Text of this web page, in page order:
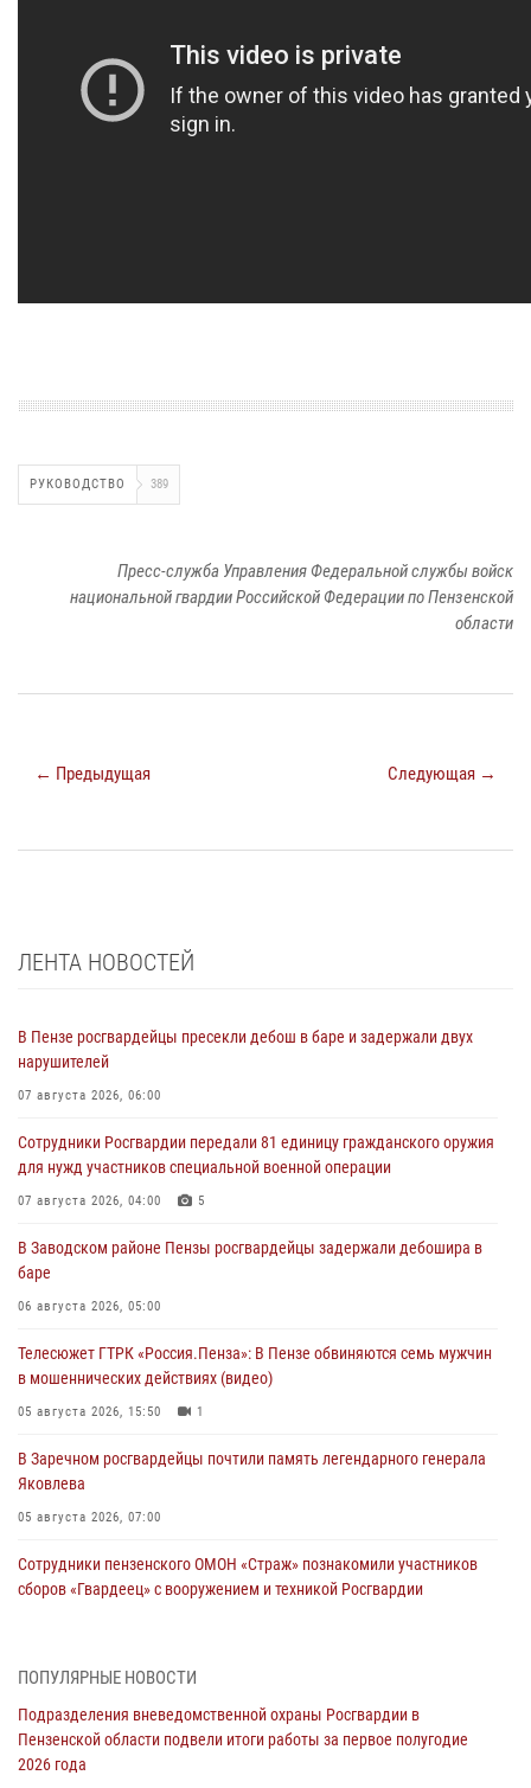
РУКОВОДСТВО 389
Пресс-служба Управления Федеральной службы войск
национальной гвардии Российской Федерации по Пензенской
области
← Предыдущая Следующая →
ЛЕНТА НОВОСТЕЙ
В Пензе росгвардейцы пресекли дебош в баре и задержали двух
нарушителей
07 августа 2026, 06:00
Сотрудники Росгвардии передали 81 единицу гражданского оружия
для нужд участников специальной военной операции
07 августа 2026, 04:00 5
В Заводском районе Пензы росгвардейцы задержали дебошира в
баре
06 августа 2026, 05:00
Телесюжет ГТРК «Россия.Пенза»: В Пензе обвиняются семь мужчин
в мошеннических действиях (видео)
05 августа 2026, 15:50 1
В Заречном росгвардейцы почтили память легендарного генерала
Яковлева
05 августа 2026, 07:00
Сотрудники пензенского ОМОН «Страж» познакомили участников
сборов «Гвардеец» с вооружением и техникой Росгвардии
В Пензе сотрудники Росгвардии оказали помощь
05 августа 2026, 04:00
В Пензе при силовой поддержке Росгвардии пресечена
ПОПУЛЯРНЫЕ НОВОСТИ
Подразделения вневедомственной охраны Росгвардии в
Пензенской области подвели итоги работы за первое полугодие
2026 года